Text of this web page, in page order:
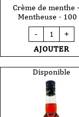
Crème de menthe
Mentheuse - 100
-
quantité
de
Crème
de
-
La
Mentheuse
-
100
cl
+
AJOUTER
Disponible